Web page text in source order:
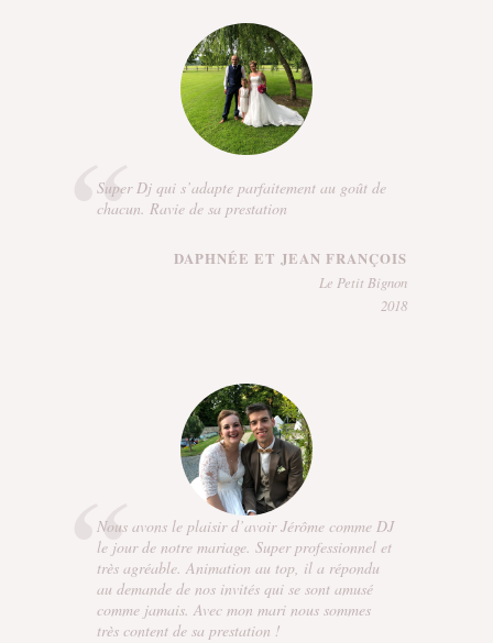
Super Dj qui s’adapte parfaitement au goût de
chacun. Ravie de sa prestation
DAPHNÉE ET JEAN FRANÇOIS
Le Petit Bignon
2018
Nous avons le plaisir d’avoir Jérôme comme DJ
le jour de notre mariage. Super professionnel et
très agréable. Animation au top, il a répondu
au demande de nos invités qui se sont amusé
comme jamais. Avec mon mari nous sommes
très content de sa prestation !